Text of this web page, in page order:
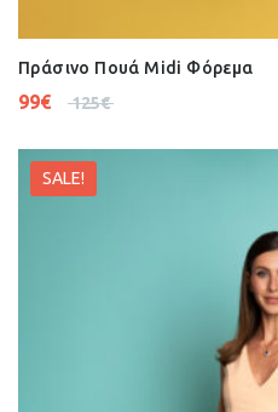
Πράσινο Πουά Midi Φόρεμα
125€
99€
SALE!